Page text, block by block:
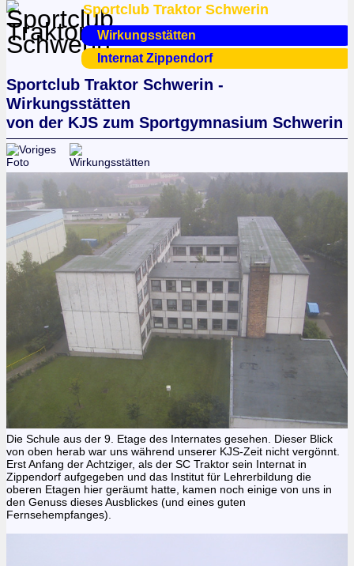
Sportclub Traktor Schwerin
Wirkungsstätten
Internat Zippendorf
Sportclub Traktor Schwerin -
Wirkungsstätten
von der KJS zum Sportgymnasium Schwerin
Die Schule aus der 9. Etage des Internates gesehen. Dieser Blick
von oben herab war uns während unserer KJS-Zeit nicht vergönnt.
Erst Anfang der Achtziger, als der SC Traktor sein Internat in
Zippendorf aufgegeben und das Institut für Lehrerbildung die
oberen Etagen hier geräumt hatte, kamen noch einige von uns in
den Genuss dieses Ausblickes (und eines guten
Fernsehempfanges).